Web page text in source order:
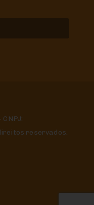
reservados.